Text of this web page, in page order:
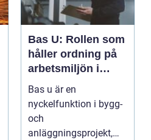
Bas U: Rollen som
håller ordning på
arbetsmiljön i
byggprojekt
Bas u är en
nyckelfunktion i bygg-
och
anläggningsprojekt,